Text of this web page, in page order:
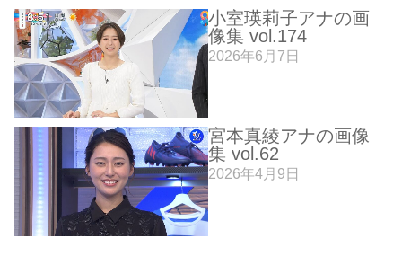
小室瑛莉子アナの画
像集 vol.174
2026年6月7日
宮本真綾アナの画像
集 vol.62
2026年4月9日